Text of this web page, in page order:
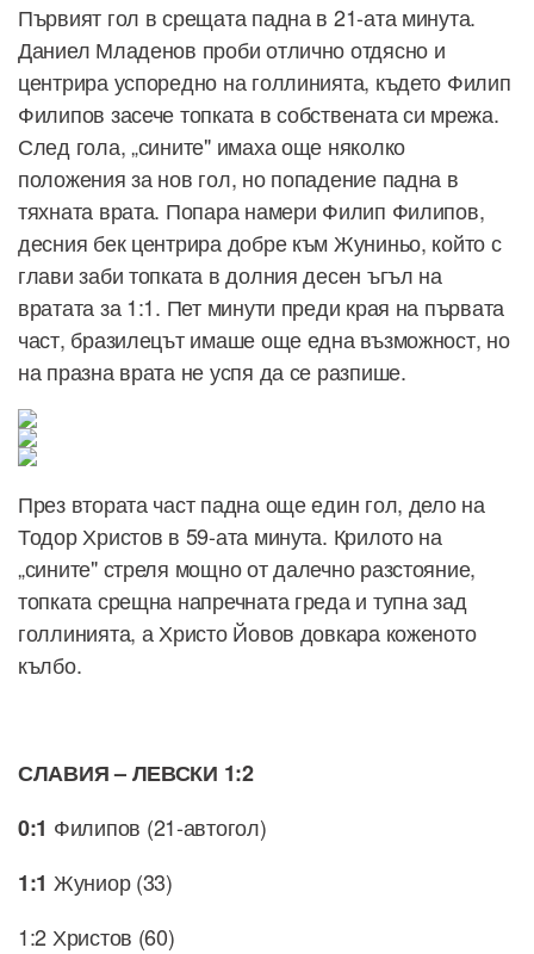
Първият гол в срещата падна в 21-ата минута.
Даниел Младенов проби отлично отдясно и
центрира успоредно на голлинията, където Филип
Филипов засече топката в собствената си мрежа.
След гола, „сините" имаха още няколко
положения за нов гол, но попадение падна в
тяхната врата. Попара намери Филип Филипов,
десния бек центрира добре към Жуниньо, който с
глави заби топката в долния десен ъгъл на
вратата за 1:1. Пет минути преди края на първата
част, бразилецът имаше още една възможност, но
на празна врата не успя да се разпише.
През втората част падна още един гол, дело на
Тодор Христов в 59-ата минута. Крилото на
„сините" стреля мощно от далечно разстояние,
топката срещна напречната греда и тупна зад
голлинията, а Христо Йовов довкара коженото
кълбо.
СЛАВИЯ – ЛЕВСКИ 1:2
0:1 Филипов (21-автогол)
1:1 Жуниор (33)
1:2 Христов (60)